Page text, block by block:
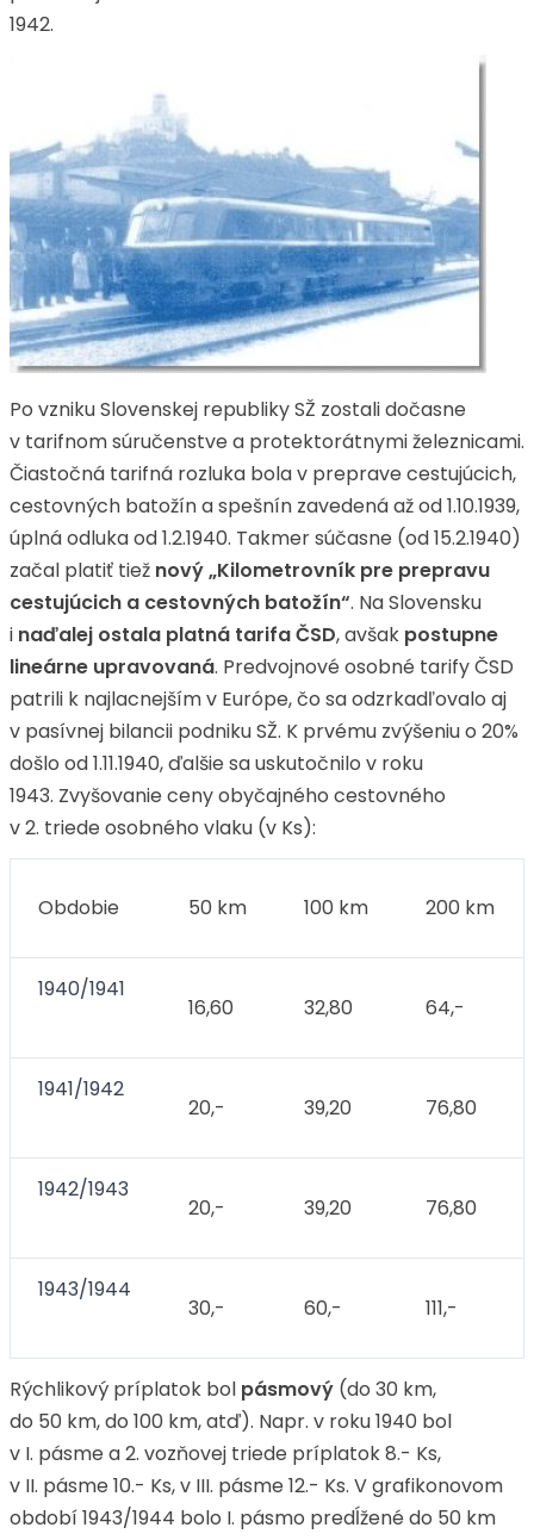
1942.
Po vzniku Slovenskej republiky SŽ zostali dočasne
v tarifnom súručenstve a protektorátnymi železnicami.
Čiastočná tarifná rozluka bola v preprave cestujúcich,
cestovných batožín a spešnín zavedená až od 1.10.1939,
úplná odluka od 1.2.1940. Takmer súčasne (od 15.2.1940)
začal platiť tiež nový „Kilometrovník pre prepravu
cestujúcich a cestovných batožín“. Na Slovensku
i naďalej ostala platná tarifa ČSD, avšak postupne
lineárne upravovaná. Predvojnové osobné tarify ČSD
patrili k najlacnejším v Európe, čo sa odzrkadľovalo aj
v pasívnej bilancii podniku SŽ. K prvému zvýšeniu o 20%
došlo od 1.11.1940, ďalšie sa uskutočnilo v roku
1943. Zvyšovanie ceny obyčajného cestovného
v 2. triede osobného vlaku (v Ks):
Obdobie 50 km 100 km 200 km
1940/1941
16,60 32,80 64,-
1941/1942
20,- 39,20 76,80
1942/1943
20,- 39,20 76,80
1943/1944
30,- 60,- 111,-
Rýchlikový príplatok bol pásmový (do 30 km,
do 50 km, do 100 km, atď). Napr. v roku 1940 bol
v I. pásme a 2. vozňovej triede príplatok 8.- Ks,
v II. pásme 10.- Ks, v III. pásme 12.- Ks. V grafikonovom
období 1943/1944 bolo I. pásmo predĺžené do 50 km